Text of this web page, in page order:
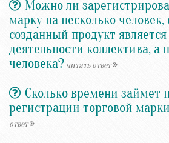
Можно ли
марку на несколько
созданный продукт
деятельности коллектива, а
человека? читать ответ
Сколько времени займет
регистрации торговой
ответ